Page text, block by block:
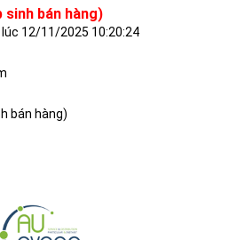
bán hàng)
12/11/2025 10:20:24
bán hàng)